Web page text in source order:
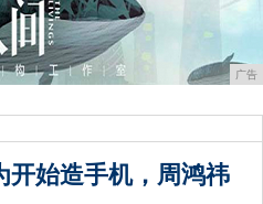
广告
开始造手机，周鸿祎